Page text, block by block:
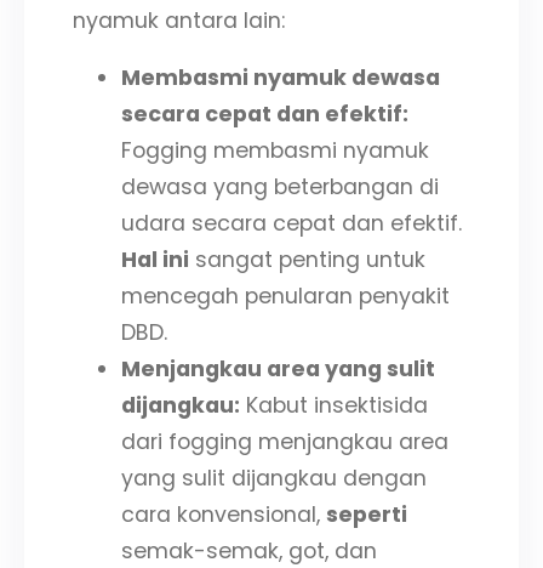
nyamuk antara lain:
Membasmi nyamuk dewasa
secara cepat dan efektif:
Fogging membasmi nyamuk
dewasa yang beterbangan di
udara secara cepat dan efektif.
Hal ini sangat penting untuk
mencegah penularan penyakit
DBD.
Menjangkau area yang sulit
dijangkau: Kabut insektisida
dari fogging menjangkau area
yang sulit dijangkau dengan
cara konvensional, seperti
semak-semak, got, dan